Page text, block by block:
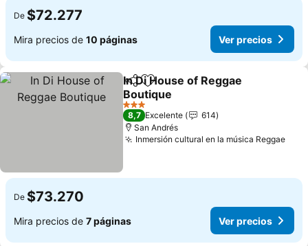
De $72.277
Mira precios de 10 páginas Ver precios
CompartirAgregar a favoritos
In Di House of Reggae
Boutique
3 Estrellas
8,7 Excelente
614
San Andrés
Inmersión cultural en la música Reggae
De $73.270
Mira precios de 7 páginas Ver precios